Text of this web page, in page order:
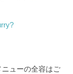
ューの全容はご